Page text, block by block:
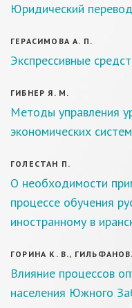
Юридический
ГЕРАСИМОВА А. П.
Экспрессивные
ГИБНЕР Я. М.
Методы управления
экономических систем
ГОЛЕСТАН П.
О необходимости
процессе обучения
иностранному в
ГОРИНА К. В.,
Влияние процессов
населения Южного